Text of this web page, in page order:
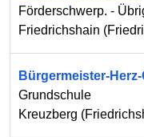
Förderschwerp. -
Friedrichshain (
Bürgermeister-
Grundschule
Kreuzberg (